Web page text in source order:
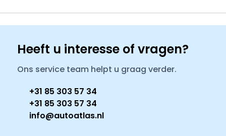
Heeft u interesse of vragen?
Ons service team helpt u graag verder.
+31 85 303 57 34
+31 85 303 57 34
info@autoatlas.nl